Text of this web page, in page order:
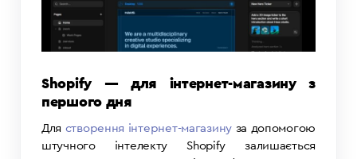
Shopify — для інтернет-магазину з
першого дня
Для створення інтернет-магазину за допомогою
штучного інтелекту Shopify залишається